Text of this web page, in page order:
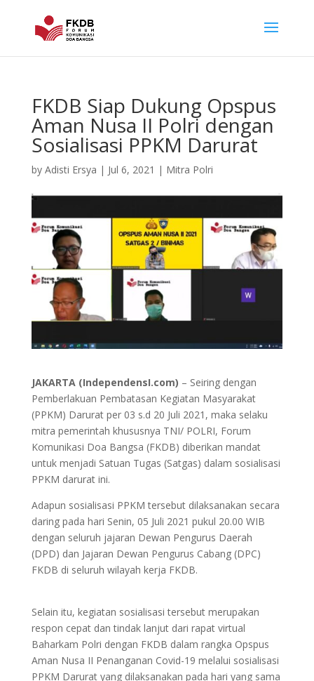
FKDB Siap Dukung Opspus
Aman Nusa II Polri dengan
Sosialisasi PPKM Darurat
by Adisti Ersya | Jul 6, 2021 | Mitra Polri
JAKARTA (IndependensI.com) – Seiring dengan
Pemberlakuan Pembatasan Kegiatan Masyarakat
(PPKM) Darurat per 03 s.d 20 Juli 2021, maka selaku
mitra pemerintah khususnya TNI/ POLRI, Forum
Komunikasi Doa Bangsa (FKDB) diberikan mandat
untuk menjadi Satuan Tugas (Satgas) dalam sosialisasi
PPKM darurat ini.
Adapun sosialisasi PPKM tersebut dilaksanakan secara
daring pada hari Senin, 05 Juli 2021 pukul 20.00 WIB
dengan seluruh jajaran Dewan Pengurus Daerah
(DPD) dan Jajaran Dewan Pengurus Cabang (DPC)
FKDB di seluruh wilayah kerja FKDB.
Selain itu, kegiatan sosialisasi tersebut merupakan
respon cepat dan tindak lanjut dari rapat virtual
Baharkam Polri dengan FKDB dalam rangka Opspus
Aman Nusa II Penanganan Covid-19 melalui sosialisasi
PPKM Darurat yang dilaksanakan pada hari yang sama